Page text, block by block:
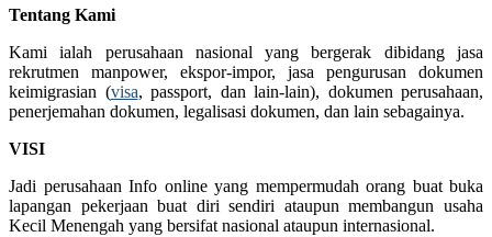
Tentang Kami
Kami ialah perusahaan nasional yang bergerak dibidang jasa
rekrutmen manpower, ekspor-impor, jasa pengurusan dokumen
keimigrasian (visa, passport, dan lain-lain), dokumen perusahaan,
penerjemahan dokumen, legalisasi dokumen, dan lain sebagainya.
VISI
Jadi perusahaan Info online yang mempermudah orang buat buka
lapangan pekerjaan buat diri sendiri ataupun membangun usaha
Kecil Menengah yang bersifat nasional ataupun internasional.